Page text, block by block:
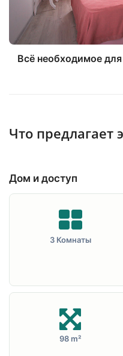
Всё необходимое
Что предлагает
Дом и доступ
3 Комнаты
98 m²